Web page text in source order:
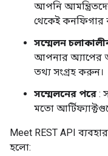
আপনি
থেকেই কনফিগার
সম্মেলন
আপনার অ্যাপের
তথ্য সংগ্রহ করুন।
সম্মেলনের পরে :
মতো
Meet REST API
হলো: